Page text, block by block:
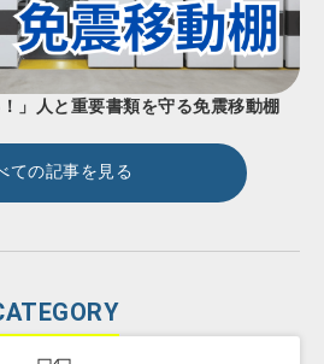
」人と重要書類を守る免震移動棚
ての記事を見る